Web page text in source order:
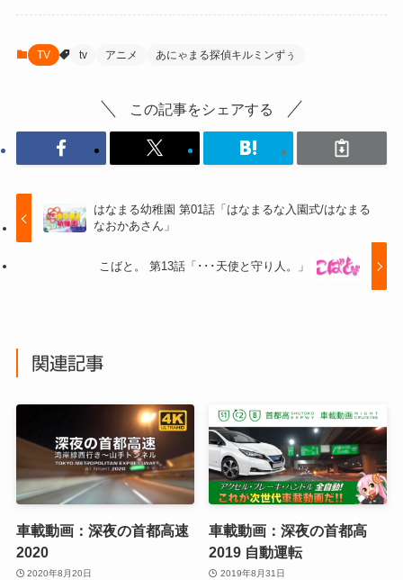
TV tv アニメ あにゃまる探偵キルミンずぅ
この記事をシェアする
はなまる幼稚園 第01話「はなまるな入園式/はなまる
なおかあさん」
こばと。 第13話「･･･天使と守り人。」
関連記事
車載動画：深夜の首都高速
2020
2020年8月20日
車載動画：深夜の首都高
2019 自動運転
2019年8月31日